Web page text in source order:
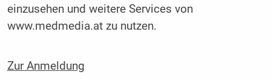
einzusehen und weitere Services von
www.medmedia.at zu nutzen.
Zur Anmeldung